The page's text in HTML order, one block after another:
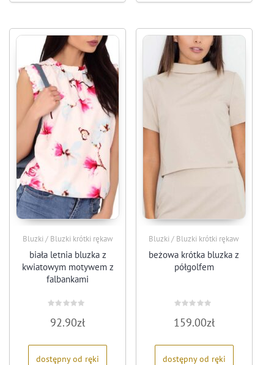
Bluzki / Bluzki krótki rękaw
biała letnia bluzka z
kwiatowym motywem z
falbankami
0
na
92.90zł
dostępny od ręki
Bluzki / Bluzki krótki rękaw
beżowa krótka bluzka z
półgolfem
0
na
159.00zł
dostępny od ręki